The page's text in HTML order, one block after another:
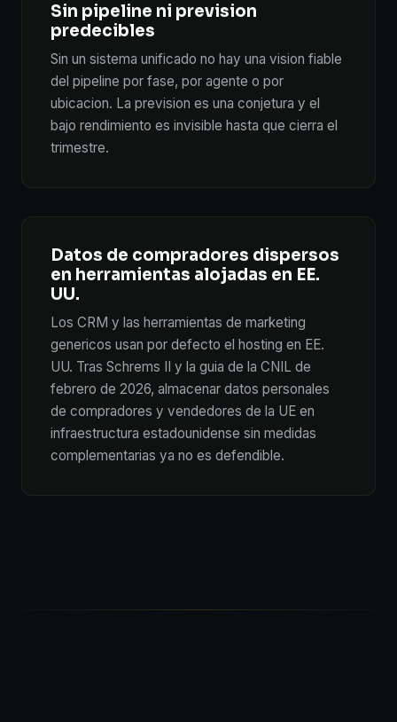
Sin pipeline ni prevision
predecibles
Sin un sistema unificado no hay una vision fiable
del pipeline por fase, por agente o por
ubicacion. La prevision es una conjetura y el
bajo rendimiento es invisible hasta que cierra el
trimestre.
Datos de compradores dispersos
en herramientas alojadas en EE.
UU.
Los CRM y las herramientas de marketing
genericos usan por defecto el hosting en EE.
UU. Tras Schrems II y la guia de la CNIL de
febrero de 2026, almacenar datos personales
de compradores y vendedores de la UE en
infraestructura estadounidense sin medidas
complementarias ya no es defendible.